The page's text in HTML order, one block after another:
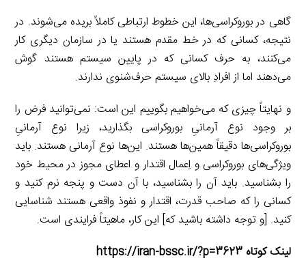
گاهی در بوروکراسی‌ها، این خطوط ارتباطی کاملاً بریده می‌شوند. در
نتیجه، کسانی که در خط مقدم هستند یا در سازمان دیگری کار
می‌کنند، به حرف کسانی که در پایین سیستم هستند گوش
می‌دهند اما از افرادِ بالای سیستم حرف‌شنوی ندارند.
و نهایتاً چیزی که می‌خواهیم بگوییم این است: نمی‌توانید فرض را
بر وجود نوع آرمانیِ بوروکراسی بگذارید، زیرا نوع آرمانیِ
بوروکراسی‌ها دقیقاً همین‌ها هستند. این‌ها نوع آرمانی هستند. باید
ویژگی‌های بوروکراسی و اِعمال اقتدار و اعطای مجوز در محیط خود
را بشناسید. باید آن را بشناسید، با آن دست و پنجه نرم کنید و
کسانی را که صاحب قدرت، اقتدار و نفوذ واقعی هستند شناسایی
کنید. [و توجه داشته باشید که] این کار، ماهیتاً فرایندی است.
لینک کوتاه https://iran-bssc.ir/?p=3623